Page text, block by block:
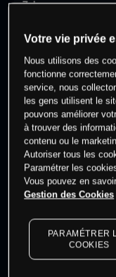
7 Jours
0% des
cet actif
Les prix sont
dernières
Votre vie privée
Nous utilisons des
fonctionne
service, nous
les gens utilisent le
pouvons améliorer
à trouver des
contenu ou le
Autoriser tous les
Paramétrer les
Vous pouvez en
Gestion des Cookies
PARAMÉTRER
COOKIES